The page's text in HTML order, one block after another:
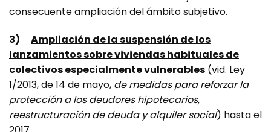
consecuente ampliación del ámbito subjetivo.
3) Ampliación de la suspensión de los
lanzamientos sobre viviendas habituales de
colectivos especialmente vulnerables (vid. Ley
1/2013, de 14 de mayo, de medidas para reforzar la
protección a los deudores hipotecarios,
reestructuración de deuda y alquiler social) hasta el